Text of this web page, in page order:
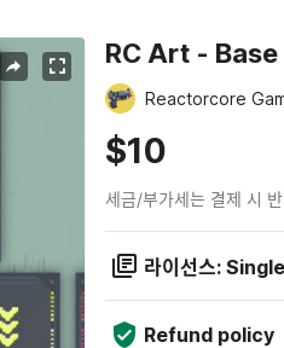
RC Art -
Reactorcore
$10
세금/부가세는 결제 시
라이선스:
Refund policy